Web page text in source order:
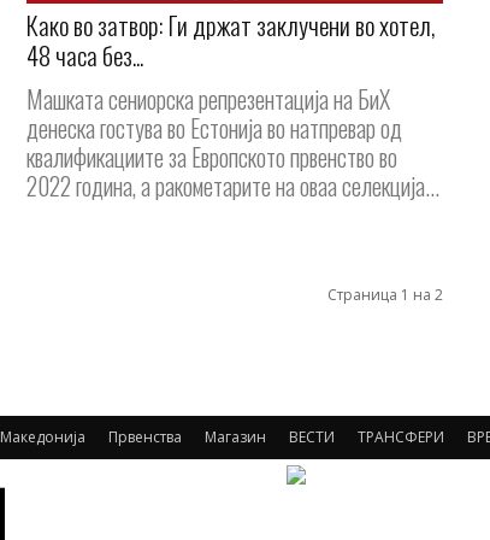
Како во затвор: Ги држат заклучени во хотел,
48 часа без...
Машката сениорска репрезентација на БиХ
денеска гостува во Естонија во натпревар од
квалификациите за Европското првенство во
2022 година, а ракометарите на оваа селекција...
Страница 1 на 2
Македонија Првенства Магазин ВЕСТИ ТРАНСФЕРИ